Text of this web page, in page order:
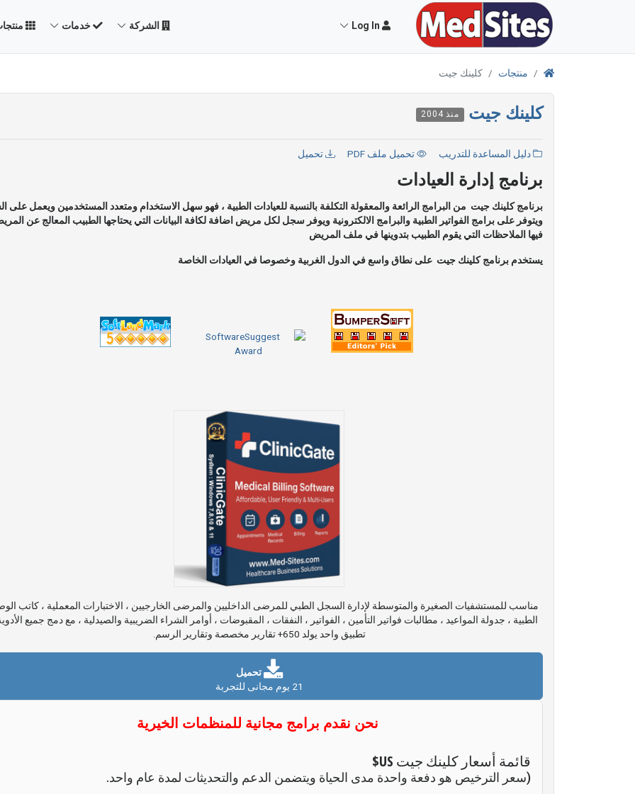
Log In الشركة خدمات
منتجات كلينك جيت
كلينك جيت منذ 2004
دليل المساعدة للتدريب تحميل ملف PDF تحميل
برنامج إدارة العيادات
برنامج كلينك جيت من البرامج الرائعة والمعقولة التكلفة بالنسبة للعيادات الطبية ، فهو سهل الاستخدام ومتعدد المستخدمين ويعمل على
ويتوفر على برامج الفواتير الطبية والبرامج الالكترونية ويوفر سجل لكل مريض اضافة لكافة البيانات التي يحتاجها الطبيب المعالج عن
فيها الملاحظات التي يقوم الطبيب بتدوينها في ملف المريض
يستخدم برنامج كلينك جيت على نطاق واسع في الدول الغربية وخصوصا في العيادات الخاصة
مناسب للمستشفيات الصغيرة والمتوسطة لإدارة السجل الطبي للمرضى الداخليين والمرضى الخارجيين ، الاختبارات المعملية ، كاتب
الطبية ، جدولة المواعيد ، مطالبات فواتير التأمين ، الفواتير ، النفقات ، المقبوضات ، أوامر الشراء الضريبية والصيدلية ، مع دمج جميع
تطبيق واحد يولد 650+ تقارير مخصصة وتقارير الرسم.
تحميل
21 يوم مجانى للتجربة
نحن نقدم برامج مجانية للمنظمات الخيرية
قائمة أسعار كلينك جيت US$
(سعر الترخيص هو دفعة واحدة مدى الحياة ويتضمن الدعم والتحديثات لمدة عام واحد.